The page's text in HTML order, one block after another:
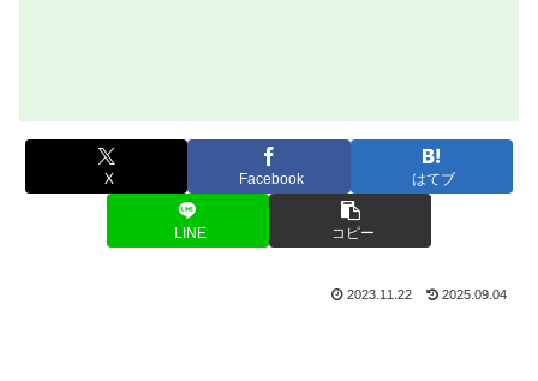
X Facebook はてブ
LINE コピー
2023.11.22 2025.09.04